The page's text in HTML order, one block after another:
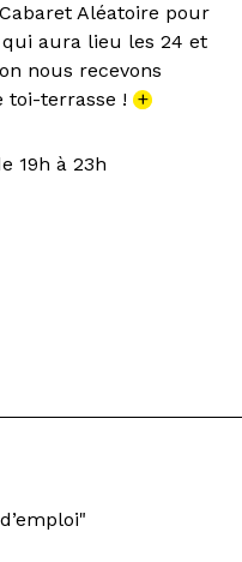
Aléatoire pour
qui aura lieu les 24 et
nous recevons
toi-terrasse ! +
19h à 23h